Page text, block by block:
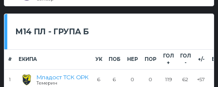
М14 ПЛ - ГРУПА Б
# ЕКИПА УК ПОБ НЕР ПОР
ГОЛ
+
ГОЛ
-
+/-
1 Младост ТСК ОРК
Темерин
6 6 0 0 119 62 +57